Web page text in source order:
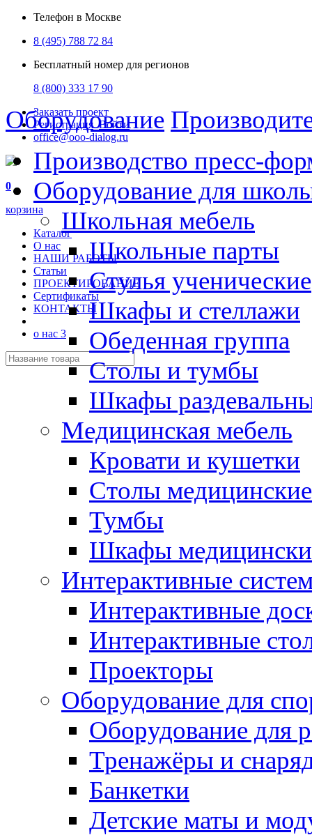
Телефон в Москве
8 (495) 788 72 84
Бесплатный номер для регионов
8 (800) 333 17 90
Заказать проект
Регистрация Войти
office@ooo-dialog.ru
0
корзина
Каталог
О нас
НАШИ РАБОТЫ
Статьи
ПРОЕКТИРОВАНИЕ
Сертификаты
КОНТАКТЫ
о нас 3
Оборудование
Производство пресс-
Оборудование для
Школьная мебель
Школьные парты
Стулья ученические
Шкафы и стеллажи
Обеденная группа
Столы и тумбы
Шкафы
Медицинская мебель
Кровати и кушетки
Столы медицинские
Тумбы
Шкафы
Интерактивные
Интерактивные
Интерактивные
Проекторы
Оборудование для
Оборудование для
Тренажёры и
Банкетки
Детские маты и